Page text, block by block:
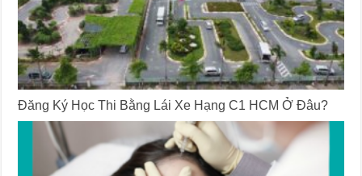
Đăng Ký Học Thi Bằng Lái Xe Hạng C1 HCM Ở Đâu?